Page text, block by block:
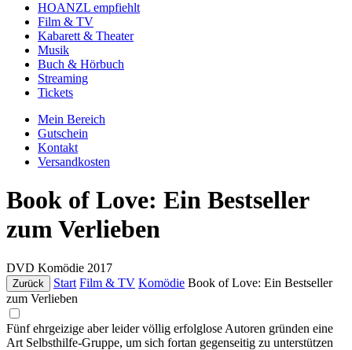
HOANZL empfiehlt
Film & TV
Kabarett & Theater
Musik
Buch & Hörbuch
Streaming
Tickets
Mein Bereich
Gutschein
Kontakt
Versandkosten
Book of Love: Ein Bestseller
zum Verlieben
DVD Komödie 2017
Zurück Start Film & TV Komödie Book of Love: Ein Bestseller
zum Verlieben
Fünf ehrgeizige aber leider völlig erfolglose Autoren gründen eine
Art Selbsthilfe-Gruppe, um sich fortan gegenseitig zu unterstützen